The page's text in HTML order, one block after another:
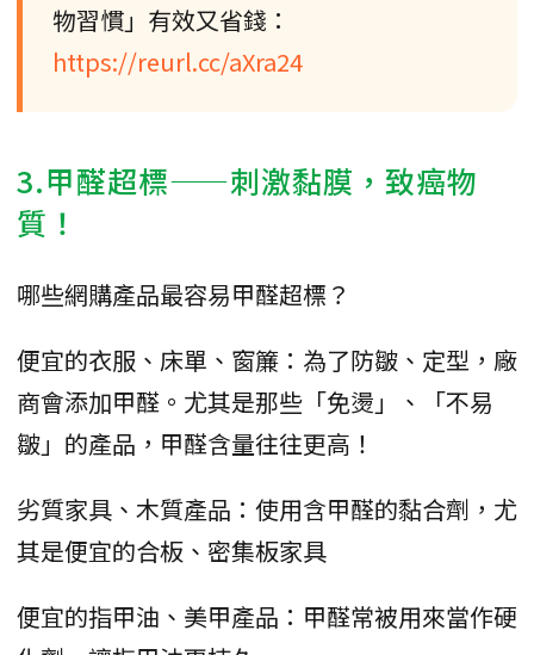
物習慣」有效又省錢：
https://reurl.cc/aXra24
3.甲醛超標——刺激黏膜，致癌物
質！
哪些網購產品最容易甲醛超標？
便宜的衣服、床單、窗簾：為了防皺、定型，廠
商會添加甲醛。尤其是那些「免燙」、「不易
皺」的產品，甲醛含量往往更高！
劣質家具、木質產品：使用含甲醛的黏合劑，尤
其是便宜的合板、密集板家具
便宜的指甲油、美甲產品：甲醛常被用來當作硬